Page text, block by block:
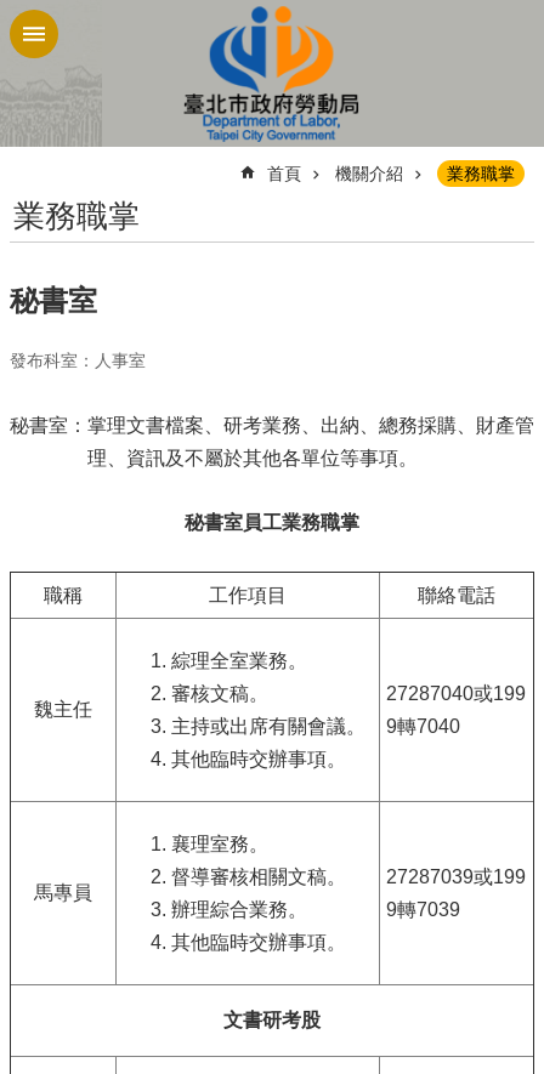
跳到主要內容區塊
首頁 機關介紹 業務職掌
業務職掌
秘書室
發布科室：人事室
秘書室：掌理文書檔案、研考業務、出納、總務採購、財產管
理、資訊及不屬於其他各單位等事項。
職稱 工作項目 聯絡電話
秘書室員工業務職掌
魏主任
綜理全室業務。
審核文稿。
主持或出席有關會議。
其他臨時交辦事項。
27287040或199
9轉7040
馬專員
襄理室務。
督導審核相關文稿。
辦理綜合業務。
其他臨時交辦事項。
27287039或199
9轉7039
文書研考股